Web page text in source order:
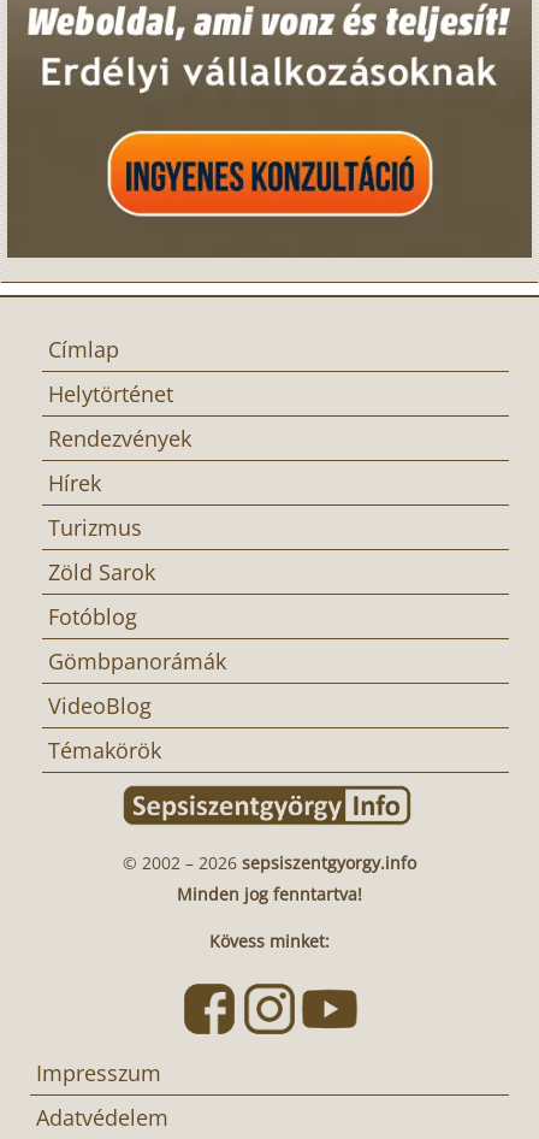
Címlap
Helytörténet
Rendezvények
Hírek
Turizmus
Zöld Sarok
Fotóblog
Gömbpanorámák
VideoBlog
Témakörök
© 2002 – 2026 sepsiszentgyorgy.info
Minden jog fenntartva!
Kövess minket:
Impresszum
Adatvédelem